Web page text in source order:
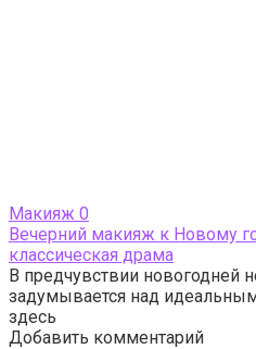
Макияж 0
Вечерний макияж к Новому
классическая драма
В предчувствии новогодней
задумывается над
здесь
Добавить комментарий